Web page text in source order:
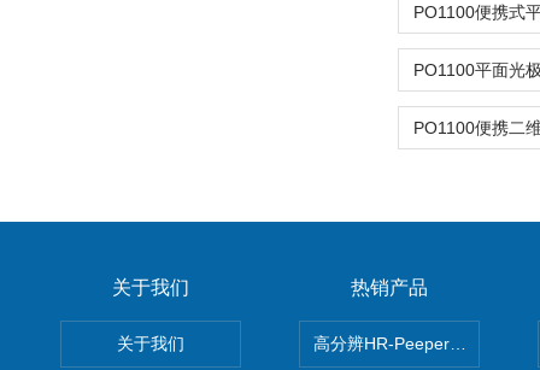
关于我们
关于我们
热销产品
高分辨HR-Peeper采样器孔隙